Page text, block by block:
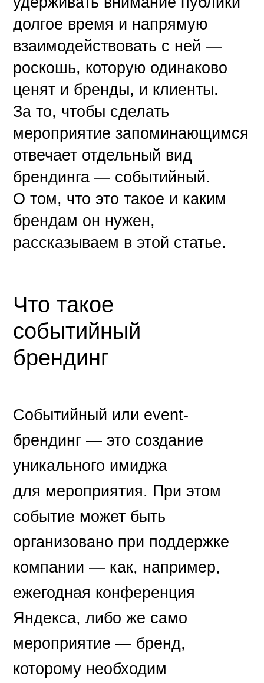
долгое время и напрямую
взаимодействовать с ней —
роскошь, которую одинаково
ценят и бренды, и клиенты.
За то, чтобы сделать
мероприятие запоминающимся
отвечает отдельный вид
брендинга — событийный.
О том, что это такое и каким
брендам он нужен,
рассказываем в этой статье.
Что такое
событийный
брендинг
Событийный или event-
брендинг — это создание
уникального имиджа
для мероприятия. При этом
событие может быть
организовано при поддержке
компании — как, например,
ежегодная конференция
Яндекса, либо же само
мероприятие — бренд,
которому необходим